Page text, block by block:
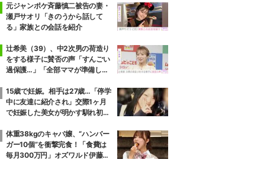
元ジャンポケ斉藤慎二被告の妻・
瀬戸サオリ「きのうから話して
る」家族との会話を紹介
辻希美（39）、中2次男の荷造り
をする様子に賛否の声「すんごい
過保護…」「全部ママが準備して
15歳で妊娠。相手は27歳…「停学
中に友達に紹介され」交際1ヶ月
で妊娠した美女が明かす馴れ初め
絶句
体重38kgのキャバ嬢、“ハンバー
ガー10個”を衝撃完食！「食費は
毎月300万円」オズワルド伊藤も